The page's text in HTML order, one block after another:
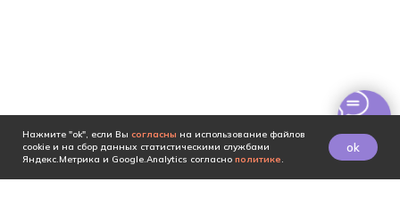
Нажмите "ok", если Вы согласны на использование файлов
cookie и на сбор данных статистическими службами
Яндекс.Метрика и Google.Analytics согласно политике.
ok